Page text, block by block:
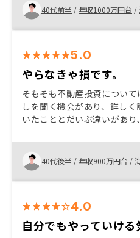
40代前半 / 年収1000万円台 /
5.0
やらなきゃ損です。
そもそも不動産投資につい
しを聞く機会があり、詳し
いたこととだいぶ違いがあ
思いました。 詳しく理解す
思います。
40代後半 / 年収900万円台 /
4.0
自分でもやっていける